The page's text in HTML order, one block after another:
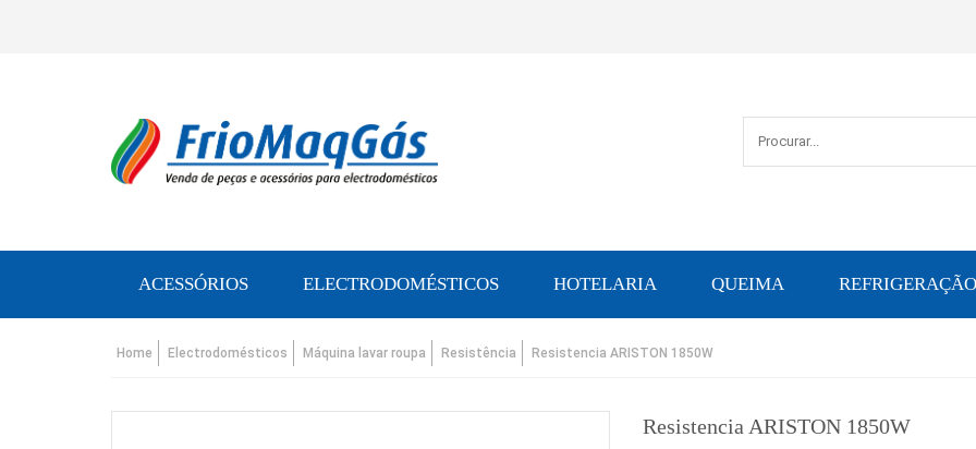
ACESSÓRIOS ELECTRODOMÉSTICOS HOTELARIA QUEIMA REFRIGERAÇÃO
Home Electrodomésticos Máquina lavar roupa Resistência Resistencia ARISTON 1850W
Resistencia ARISTON 1850W